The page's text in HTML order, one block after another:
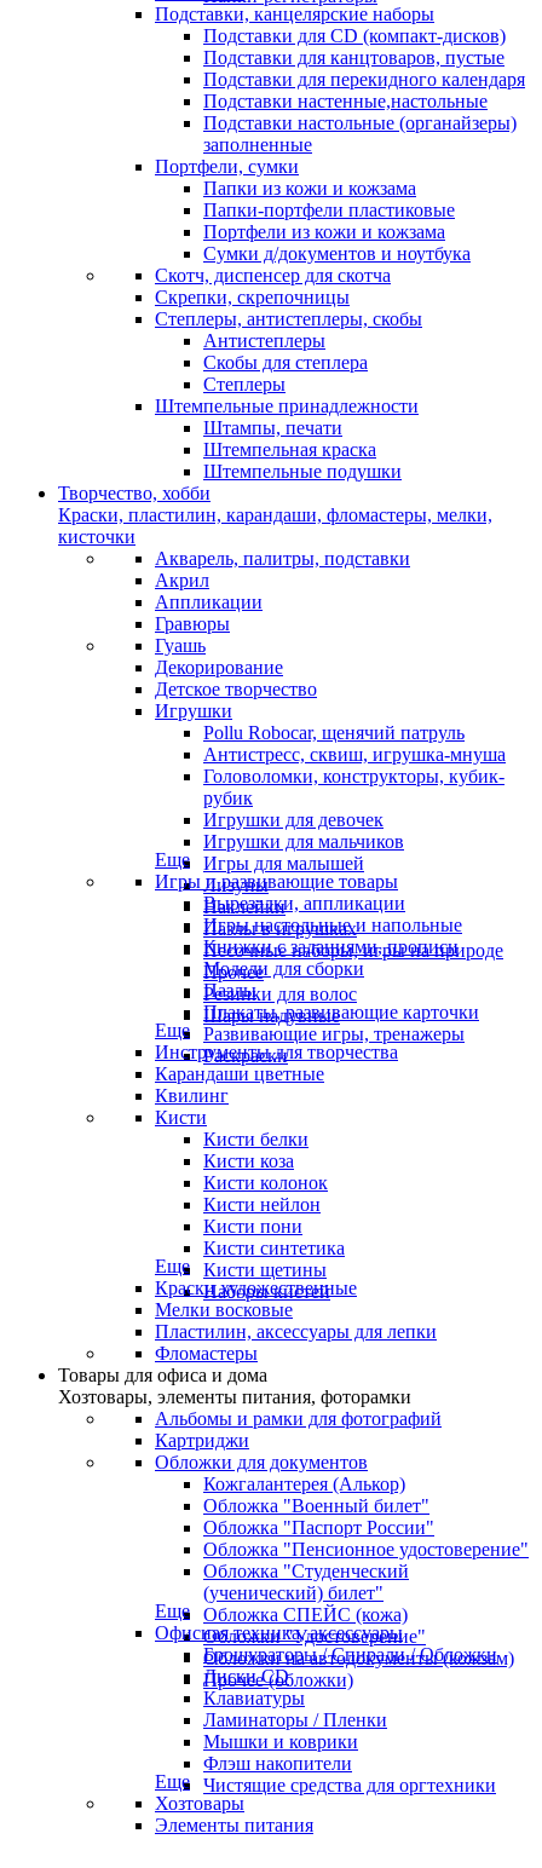
Подставки, канцелярские наборы
Подставки для CD (компакт-дисков)
Подставки для канцтоваров, пустые
Подставки для перекидного календаря
Подставки настенные,настольные
Подставки настольные (органайзеры)
заполненные
Портфели, сумки
Папки из кожи и кожзама
Папки-портфели пластиковые
Портфели из кожи и кожзама
Сумки д/документов и ноутбука
Скотч, диспенсер для скотча
Скрепки, скрепочницы
Степлеры, антистеплеры, скобы
Антистеплеры
Скобы для степлера
Степлеры
Штемпельные принадлежности
Штампы, печати
Штемпельная краска
Штемпельные подушки
Творчество, хобби
Краски, пластилин, карандаши, фломастеры, мелки,
кисточки
Акварель, палитры, подставки
Акрил
Аппликации
Гравюры
Гуашь
Декорирование
Детское творчество
Игрушки
Pollu Robocar, щенячий патруль
Антистресс, сквиш, игрушка-мнуша
Головоломки, конструкторы, кубик-
рубик
Игрушки для девочек
Игрушки для мальчиков
Игры для малышей
Лизуны
Наклейки
Пазлы в игрушках
Песочные наборы, игры на природе
Прочее
Резинки для волос
Шары надувные
Еще
Игры и развивающие товары
Вырезалки, аппликации
Игры настольные и напольные
Книжки с заданиями, прописи
Модели для сборки
Пазлы
Плакаты, развивающие карточки
Развивающие игры, тренажеры
Раскраски
Еще
Инструменты для творчества
Карандаши цветные
Квилинг
Кисти
Кисти белки
Кисти коза
Кисти колонок
Кисти нейлон
Кисти пони
Кисти синтетика
Кисти щетины
Наборы кистей
Еще
Краски художественные
Мелки восковые
Пластилин, аксессуары для лепки
Фломастеры
Товары для офиса и дома
Хозтовары, элементы питания, фоторамки
Альбомы и рамки для фотографий
Картриджи
Обложки для документов
Кожгалантерея (Алькор)
Обложка "Военный билет"
Обложка "Паспорт России"
Обложка "Пенсионное удостоверение"
Обложка "Студенческий
(ученический) билет"
Обложка СПЕЙС (кожа)
Обложки "Удостоверение"
Обложки на автодокументы (кожзам)
Прочее (обложки)
Еще
Офисная техника, аксессуары
Брошураторы / Спирали / Обложки
Диски CD
Клавиатуры
Ламинаторы / Пленки
Мышки и коврики
Флэш накопители
Чистящие средства для оргтехники
Еще
Хозтовары
Элементы питания